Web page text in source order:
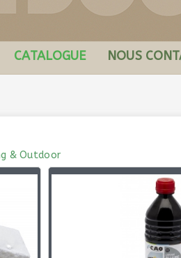
CATALOGUE NOUS
& Outdoor